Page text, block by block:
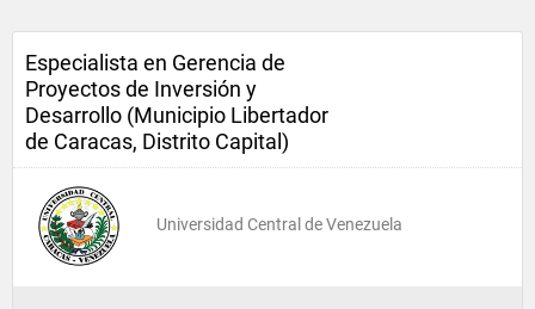
Especialista en Gerencia de
Proyectos de Inversión y
Desarrollo (Municipio Libertador
de Caracas, Distrito Capital)
Universidad Central de Venezuela